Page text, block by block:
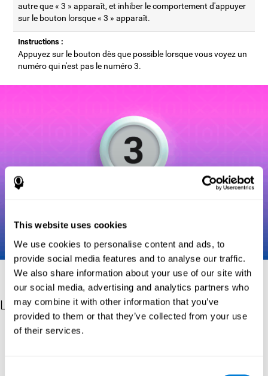
This website uses cookies
We use cookies to personalise content and ads, to
provide social media features and to analyse our traffic.
We also share information about your use of our site with
our social media, advertising and analytics partners who
may combine it with other information that you’ve
provided to them or that they’ve collected from your use
of their services.
autre que « 3 » apparaît, et inhiber le comportement d'appuyer
sur le bouton lorsque « 3 » apparaît.
Instructions :
Appuyez sur le bouton dès que possible lorsque vous voyez un
numéro qui n'est pas le numéro 3.
Les références
Robertson, I.H., Manly, T., Andrade, J., Baddeley, B.T., Yiend, J.